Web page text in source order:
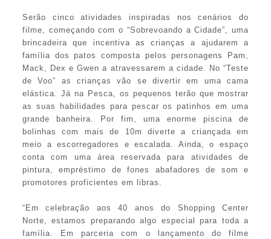
Serão cinco atividades inspiradas nos cenários do
filme, começando com o “Sobrevoando a Cidade”, uma
brincadeira que incentiva as crianças a ajudarem a
família dos patos composta pelos personagens Pam,
Mack, Dex e Gwen a atravessarem a cidade. No “Teste
de Voo” as crianças vão se divertir em uma cama
elástica. Já na Pesca, os pequenos terão que mostrar
as suas habilidades para pescar os patinhos em uma
grande banheira. Por fim, uma enorme piscina de
bolinhas com mais de 10m diverte a criançada em
meio a escorregadores e escalada. Ainda, o espaço
conta com uma área reservada para atividades de
pintura, empréstimo de fones abafadores de som e
promotores proficientes em libras.
“Em celebração aos 40 anos do Shopping Center
Norte, estamos preparando algo especial para toda a
família. Em parceria com o lançamento do filme